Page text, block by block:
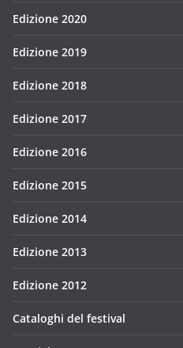
Edizione 2020
Edizione 2019
Edizione 2018
Edizione 2017
Edizione 2016
Edizione 2015
Edizione 2014
Edizione 2013
Edizione 2012
Cataloghi del festival